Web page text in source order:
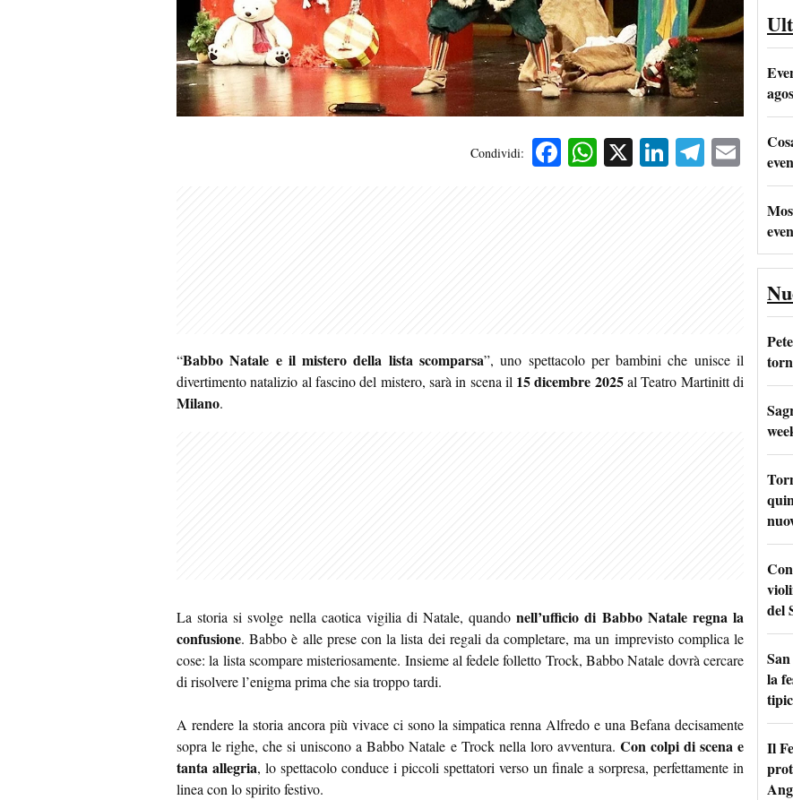
Condividi: Facebook
WhatsApp
X LinkedIn
“Babbo Natale e il mistero della lista scomparsa”, uno spettacolo per bambini che unisce il
divertimento natalizio al fascino del mistero, sarà in scena il 15 dicembre 2025al Teatro Martinitt di
Milano.
La storia si svolge nella caotica vigilia di Natale, quandonell’ufficio di Babbo Natale regna la
confusione. Babbo è alle prese con la lista dei regali da completare, ma un imprevisto complica le
cose: la lista scompare misteriosamente. Insieme al fedele folletto Trock, Babbo Natale dovrà cercare
di risolvere l’enigma prima che sia troppo tardi.
A rendere la storia ancora più vivace ci sono la simpatica renna Alfredo e una Befana decisamente
sopra le righe, che si uniscono a Babbo Natale e Trock nella loro avventura. Con colpi di scena e
tanta allegria, lo spettacolo conduce i piccoli spettatori verso un finale a sorpresa, perfettamente in
linea con lo spirito festivo.
del
la
Il